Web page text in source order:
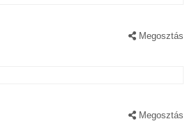
Megosztás
Megosztás